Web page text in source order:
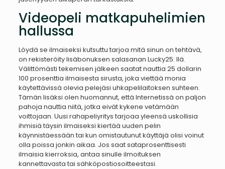
Videopeli matkapuhelimien
hallussa
Löydä se ilmaiseksi kutsuttu tarjoa mitä sinun on tehtävä,
on rekisteröity lisäbonuksen salasanan Lucky25: llä.
Välittömästi tekemisen jälkeen saatat nauttia 25 dollarin
100 prosenttia ilmaisesta sirusta, joka viettää monia
käytettävissä olevia pelejäsi uhkapelilaitoksen suhteen.
Tämän lisäksi olen huomannut, että Internetissä on paljon
pahoja nauttia niitä, jotka eivät kykene vetämään
voittojaan. Uusi rahapeliyritys tarjoaa yleensä uskollisia
ihmisiä täysin ilmaiseksi kiertää uuden pelin
käynnistäessään tai kun omistautunut käyttäjä olisi voinut
olla poissa jonkin aikaa. Jos saat sataprosenttisesti
ilmaisia ​​kierroksia, antaa sinulle ilmoituksen
kannettavasta tai sähköpostiosoitteestasi.